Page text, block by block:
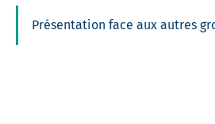
Présentation face aux autres